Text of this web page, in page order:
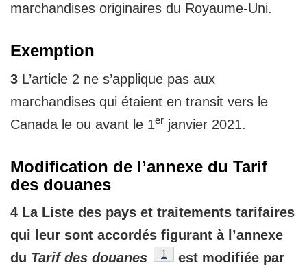
marchandises originaires du Royaume-Uni.
Exemption
3 L’article 2 ne s’applique pas aux
marchandises qui étaient en transit vers le
Canada le ou avant le 1er janvier 2021.
Modification de l’annexe du Tarif
des douanes
4 La Liste des pays et traitements tarifaires
qui leur sont accordés figurant à l’annexe
du Tarif des douanes référence
1
est modifiée par